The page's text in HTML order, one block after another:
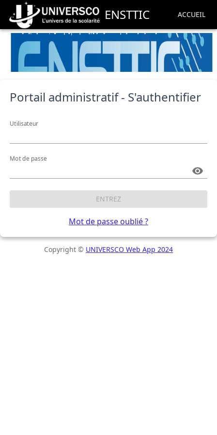
ENSTTIC ACCUEIL
Portail administratif - S'authentifier
Utilisateur
Mot de passe
ENTREZ
Mot de passe oublié ?
Copyright © UNIVERSCO Web App 2024